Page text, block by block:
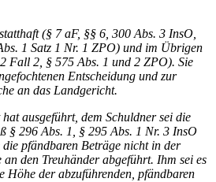
(§ 7 aF, §§ 6, 300 Abs. 3 InsO,
1 Satz 1 Nr. 1 ZPO) und im Übrigen
Fall 2, § 575 Abs. 1 und 2 ZPO). Sie
Entscheidung und zur
an das Landgericht.
ausgeführt, dem Schuldner sei die
§ 296 Abs. 1, § 295 Abs. 1 Nr. 3 InsO
die pfändbaren Beträge nicht in der
den Treuhänder abgeführt. Ihm sei es
Höhe der abzuführenden, pfändbaren